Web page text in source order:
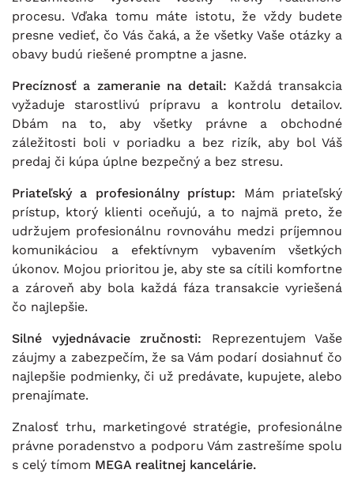
procesu. Vďaka tomu máte istotu, že vždy budete
presne vedieť, čo Vás čaká, a že všetky Vaše otázky a
obavy budú riešené promptne a jasne.
Precíznosť a zameranie na detail: Každá transakcia
vyžaduje starostlivú prípravu a kontrolu detailov.
Dbám na to, aby všetky právne a obchodné
záležitosti boli v poriadku a bez rizík, aby bol Váš
predaj či kúpa úplne bezpečný a bez stresu.
Priateľský a profesionálny prístup: Mám priateľský
prístup, ktorý klienti oceňujú, a to najmä preto, že
udržujem profesionálnu rovnováhu medzi príjemnou
komunikáciou a efektívnym vybavením všetkých
úkonov. Mojou prioritou je, aby ste sa cítili komfortne
a zároveň aby bola každá fáza transakcie vyriešená
čo najlepšie.
Silné vyjednávacie zručnosti: Reprezentujem Vaše
záujmy a zabezpečím, že sa Vám podarí dosiahnuť čo
najlepšie podmienky, či už predávate, kupujete, alebo
prenajímate.
Znalosť trhu, marketingové stratégie, profesionálne
právne poradenstvo a podporu Vám zastrešíme spolu
s celý tímom MEGA realitnej kancelárie.